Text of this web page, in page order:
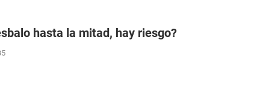
hasta la mitad, hay riesgo?